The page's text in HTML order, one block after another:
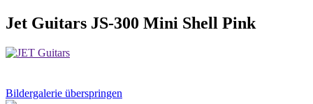
Jet Guitars JS-300 Mini Shell Pink
Bildergalerie überspringen